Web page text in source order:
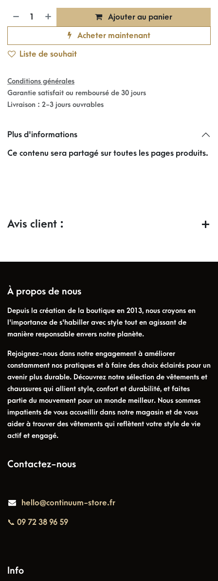
Ajouter au panier
Acheter maintenant
Liste de souhait
Conditions générales
Garantie satisfait ou remboursé de 30 jours
Livraison : 2-3 jours ouvrables
Plus d'informations
Ce contenu sera partagé sur toutes les pages produits.
Avis client :
À propos de nous
Depuis la création de la boutique en 2013, nous croyons en
l'importance de s'habiller avec style tout en agissant de
manière responsable envers notre planète.
Rejoignez-nous dans notre engagement à améliorer
constamment nos pratiques et à faire des choix éclairés pour un
avenir plus durable. Découvrez notre sélection de vêtements et
chaussures qui allient style, confort et durabilité, et faites
partie du mouvement pour un monde meilleur. Nous sommes
impatients de vous accueillir dans notre magasin et de vous
aider à trouver des vêtements qui reflètent votre style de vie
actif et engagé.
Contactez-nous
hello@continuum-store.fr
📞 09 72 38 96 59
Info